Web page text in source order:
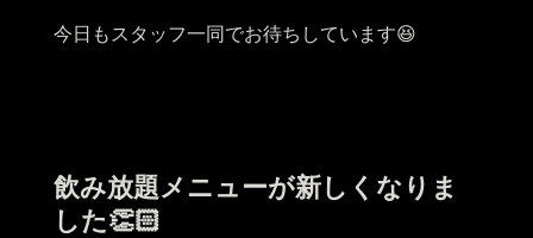
今日もスタッフ一同でお待ちしています😆
飲み放題メニューが新しくなりま
した👏🏻